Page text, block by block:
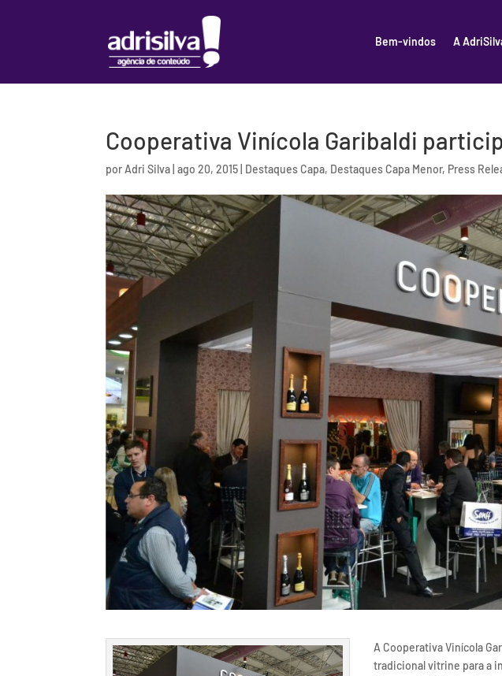
Bem-vindos A
Cooperativa Vinícola Garibaldi
porAdri Silva |ago 20, 2015 Destaques Capa, Destaques Capa Menor, Press
A Cooperativa Vinícola
tradicional vitrine para a